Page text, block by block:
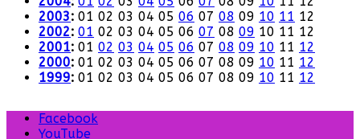
2003: 01 02 03 04 05 06 07 08 09 10 11 12
2002: 01 02 03 04 05 06 07 08 09 10 11 12
2001: 01 02 03 04 05 06 07 08 09 10 11 12
2000: 01 02 03 04 05 06 07 08 09 10 11 12
1999: 01 02 03 04 05 06 07 08 09 10 11 12
Facebook
YouTube